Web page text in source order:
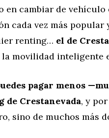
en cambiar de
cada vez más popular
renting… el de
movilidad inteligente
pagar menos
de Crestanevada, y
sino de muchos más